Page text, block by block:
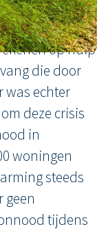
op hulp
die door
was echter
deze crisis
in
woningen
steeds
geen
tijdens